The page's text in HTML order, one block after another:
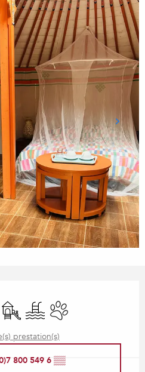
Jeux pour enfants / Espace jeux
PiscineAnimaux acceptés
prestation(s)
800 549 6 ▒▒